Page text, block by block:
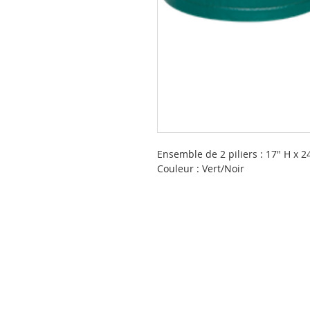
Ensemble de 2 piliers : 17" H x
Couleur : Vert/Noir